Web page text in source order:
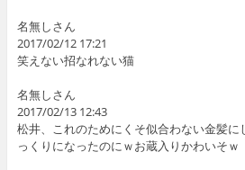
名無しさん
2017/02/12 17:21
笑えない招なれない猫
名無しさん
2017/02/13 12:43
松井、これのためにくそ似合わない金髪に
っくりになったのにｗお蔵入りかわいそｗ